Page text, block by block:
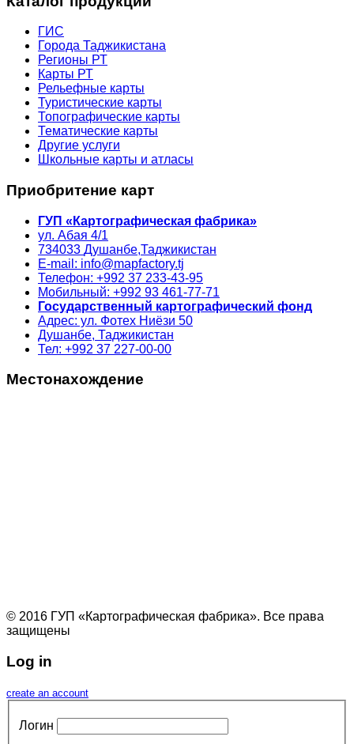
ГИС
Города Таджикистана
Регионы РТ
Карты РТ
Рельефные карты
Туристические карты
Топографические карты
Тематические карты
Другие услуги
Школьные карты и атласы
Приобритение карт
ГУП «Картографическая фабрика»
ул. Абая 4/1
734033 Душанбе,Таджикистан
E-mail: info@mapfactory.tj
Телефон: +992 37 233-43-95
Мобильный: +992 93 461-77-71
Государственный картографический фонд
Адрес: ул. Фотех Ниёзи 50
Душанбе, Таджикистан
Тел: +992 37 227-00-00
Местонахождение
© 2016 ГУП «Картографическая фабрика». Все права
защищены
Log in
create an account
Логин